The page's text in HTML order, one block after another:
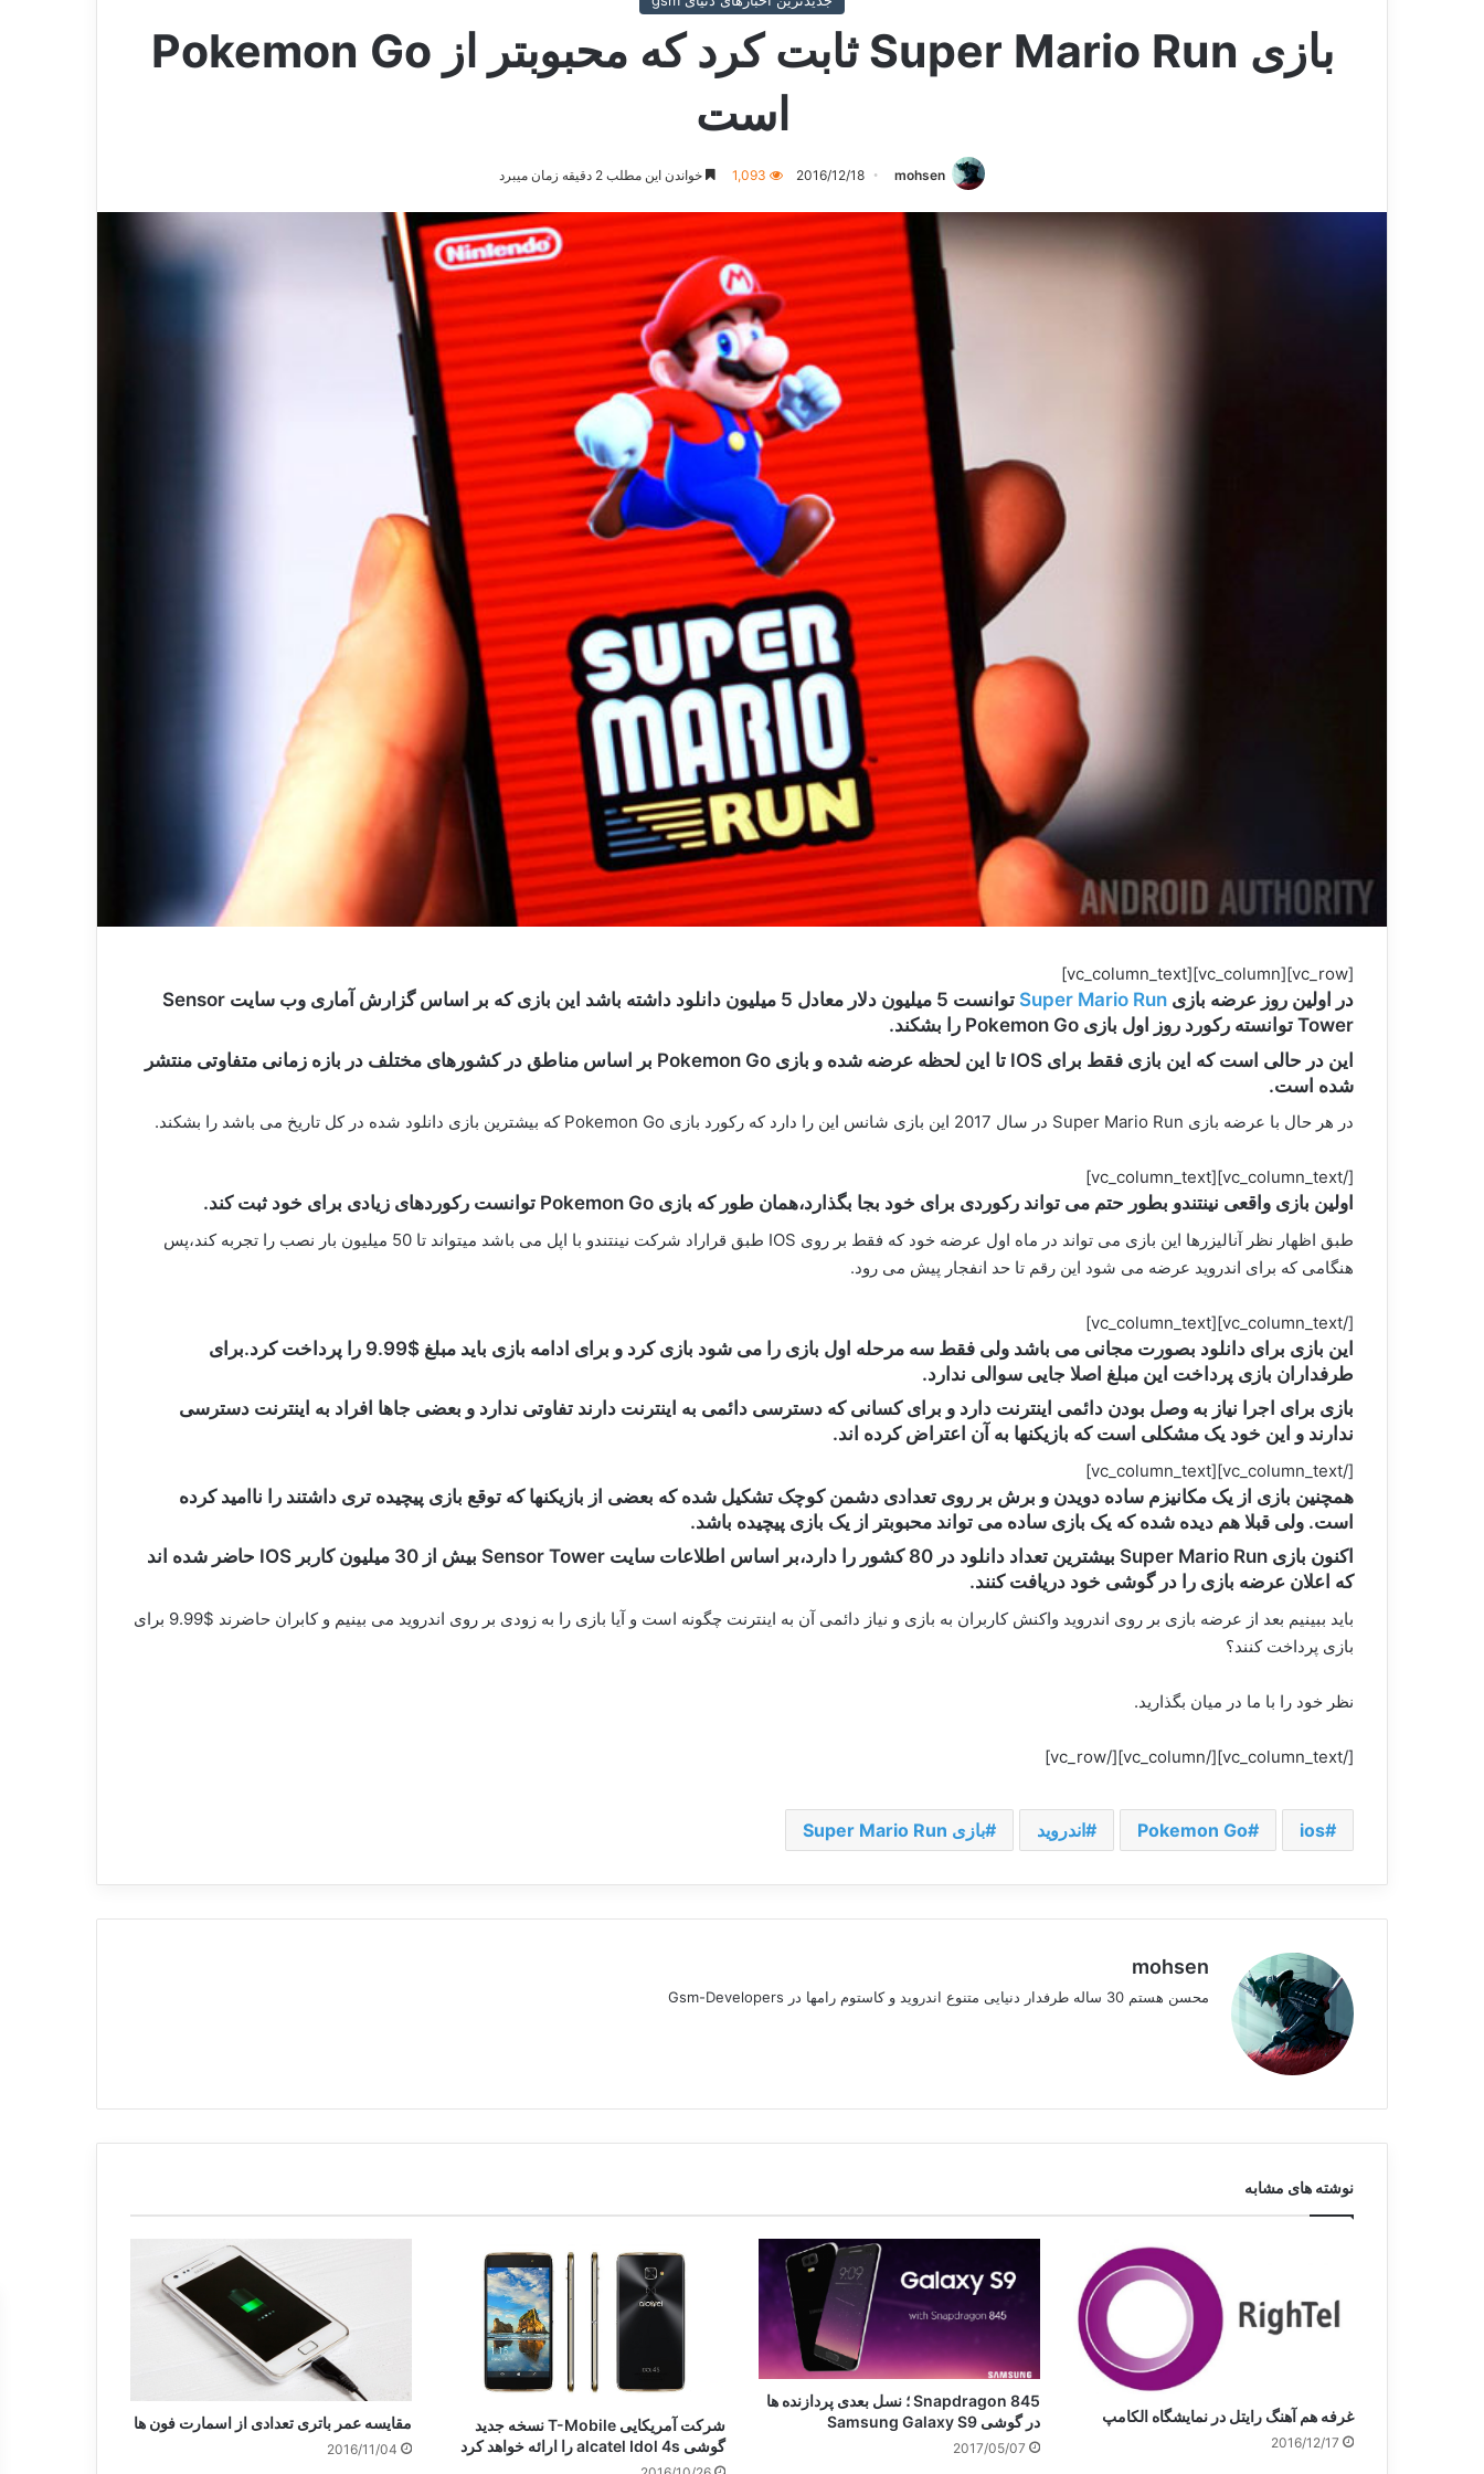
بازی Super Mario Run ثابت کرد که محبوبتر از Pokemon Go
است
mohsen
2016/12/18
1,093 خواندن این مطلب 2 دقیقه زمان میبرد
[vc_row][vc_column][vc_column_text]
در اولین روز عرضه بازی Super Mario Run
توانست 5 میلیون دلار معادل 5 میلیون دانلود داشته باشد این بازی که بر اساس گزارش آماری وب سایت Sensor
Tower توانسته رکورد روز اول بازی Pokemon Go را بشکند.
این در حالی است که این بازی فقط برای IOS تا این لحظه عرضه شده و بازی Pokemon Go بر اساس مناطق در کشورهای مختلف در بازه زمانی متفاوتی منتشر
شده است.
در هر حال با عرضه بازی Super Mario Run در سال 2017 این بازی شانس این را دارد که رکورد بازی Pokemon Go که بیشترین بازی دانلود شده در کل تاریخ می باشد را بشکند.
[/vc_column_text][vc_column_text]
اولین بازی واقعی نینتندو بطور حتم می تواند رکوردی برای خود بجا بگذارد،همان طور که بازی Pokemon Go توانست رکوردهای زیادی برای خود ثبت کند.
طبق اظهار نظر آنالیزرها این بازی می تواند در ماه اول عرضه خود که فقط بر روی IOS طبق قراراد شرکت نینتندو با اپل می باشد میتواند تا 50 میلیون بار نصب را تجربه کند،پس
هنگامی که برای اندروید عرضه می شود این رقم تا حد انفجار پیش می رود.
[/vc_column_text][vc_column_text]
این بازی برای دانلود بصورت مجانی می باشد ولی فقط سه مرحله اول بازی را می شود بازی کرد و برای ادامه بازی باید مبلغ $9.99 را پرداخت کرد.برای
طرفداران بازی پرداخت این مبلغ اصلا جایی سوالی ندارد.
بازی برای اجرا نیاز به وصل بودن دائمی اینترنت دارد و برای کسانی که دسترسی دائمی به اینترنت دارند تفاوتی ندارد و بعضی جاها افراد به اینترنت دسترسی
ندارند و این خود یک مشکلی است که بازیکنها به آن اعتراض کرده اند.
[/vc_column_text][vc_column_text]
همچنین بازی از یک مکانیزم ساده دویدن و برش بر روی تعدادی دشمن کوچک تشکیل شده که بعضی از بازیکنها که توقع بازی پیچیده تری داشتند را ناامید کرده
است. ولی قبلا هم دیده شده که یک بازی ساده می تواند محبوبتر از یک بازی پیچیده باشد.
اکنون بازی Super Mario Run بیشترین تعداد دانلود در 80 کشور را دارد،بر اساس اطلاعات سایت Sensor Tower بیش از 30 میلیون کاربر IOS حاضر شده اند
که اعلان عرضه بازی را در گوشی خود دریافت کنند.
باید ببینیم بعد از عرضه بازی بر روی اندروید واکنش کاربران به بازی و نیاز دائمی آن به اینترنت چگونه است و آیا بازی را به زودی بر روی اندروید می بینیم و کابران حاضرند $9.99 برای
بازی پرداخت کنند؟
نظر خود را با ما در میان بگذارید.
[/vc_column_text][/vc_column][/vc_row]
ios
Pokemon Go اندروید بازی Super Mario Run
mohsen
محسن هستم 30 ساله طرفدار دنیایی متنوع اندروید و کاستوم رامها در Gsm-Developers
نوشته های مشابه
غرفه هم آهنگ رایتل در نمایشگاه الکامپ
2016/12/17
Snapdragon 845 ؛ نسل بعدی پردازنده ها
در گوشی Samsung Galaxy S9
2017/05/07
شرکت آمریکایی T-Mobile نسخه جدید
گوشی alcatel Idol 4s را ارائه خواهد کرد
مقایسه عمر باتری تعدادی از اسمارت فون ها
2016/11/04